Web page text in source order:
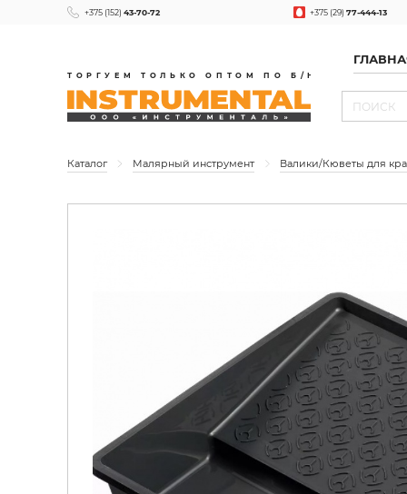
+375 (152) 43-70-72 +375 (29)77-444-13
ТОРГУЕМ ТОЛЬКО ОПТОМ ПО Б/Н
Каталог Малярный инструмент Валики/Кюветы для